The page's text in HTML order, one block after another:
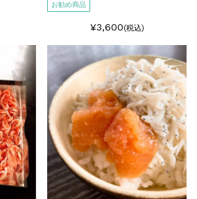
お勧め商品
¥3,600(税込)